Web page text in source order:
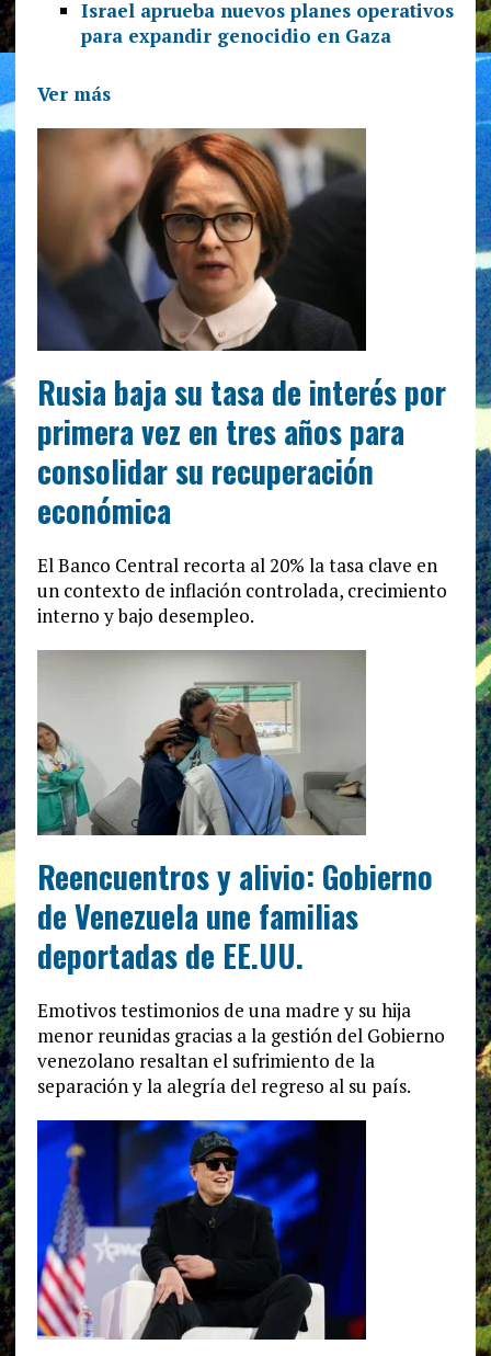
Israel aprueba nuevos planes operativos
para expandir genocidio en Gaza
Ver más
Rusia baja su tasa de interés por
primera vez en tres años para
consolidar su recuperación
económica
El Banco Central recorta al 20% la tasa clave en
un contexto de inflación controlada, crecimiento
interno y bajo desempleo.
Reencuentros y alivio: Gobierno
de Venezuela une familias
deportadas de EE.UU.
Emotivos testimonios de una madre y su hija
menor reunidas gracias a la gestión del Gobierno
venezolano resaltan el sufrimiento de la
separación y la alegría del regreso al su país.